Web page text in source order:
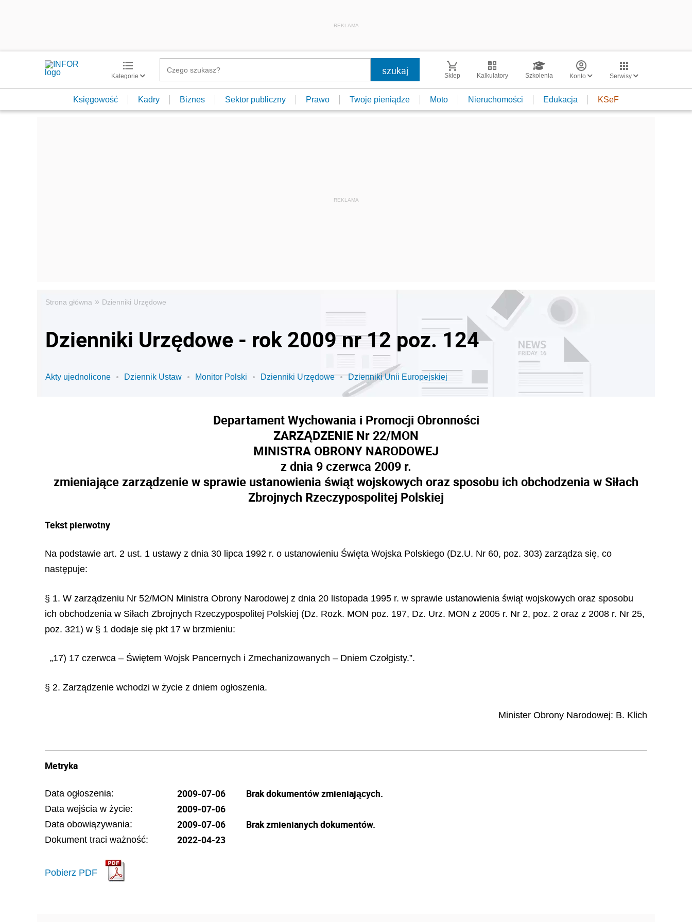
REKLAMA
Kategorie Sklep Kalkulatory Szkolenia Konto Serwisy
Księgowość Kadry Biznes Sektor publiczny Prawo Twoje pieniądze Moto Nieruchomości Edukacja KSeF
Strona główna » Dzienniki Urzędowe
Dzienniki Urzędowe - rok 2009 nr 12 poz. 124
Akty ujednolicone Dziennik Ustaw Monitor Polski Dzienniki Urzędowe Dzienniki Unii Europejskiej
Departament Wychowania i Promocji Obronności
ZARZĄDZENIE Nr 22/MON
MINISTRA OBRONY NARODOWEJ
z dnia 9 czerwca 2009 r.
zmieniające zarządzenie w sprawie ustanowienia świąt wojskowych oraz sposobu ich obchodzenia w Siłach
Zbrojnych Rzeczypospolitej Polskiej
Tekst pierwotny
Na podstawie art. 2 ust. 1 ustawy z dnia 30 lipca 1992 r. o ustanowieniu Święta Wojska Polskiego (Dz.U. Nr 60, poz. 303) zarządza się, co
następuje:
§ 1. W zarządzeniu Nr 52/MON Ministra Obrony Narodowej z dnia 20 listopada 1995 r. w sprawie ustanowienia świąt wojskowych oraz sposobu
ich obchodzenia w Siłach Zbrojnych Rzeczypospolitej Polskiej (Dz. Rozk. MON poz. 197, Dz. Urz. MON z 2005 r. Nr 2, poz. 2 oraz z 2008 r. Nr 25,
poz. 321) w § 1 dodaje się pkt 17 w brzmieniu:
„17) 17 czerwca – Świętem Wojsk Pancernych i Zmechanizowanych – Dniem Czołgisty.”.
§ 2. Zarządzenie wchodzi w życie z dniem ogłoszenia.
Minister Obrony Narodowej: B. Klich
Metryka
Data ogłoszenia: 2009-07-06
Data wejścia w życie: 2009-07-06
Data obowiązywania: 2009-07-06
Dokument traci ważność: 2022-04-23
Pobierz PDF
Brak dokumentów zmieniających.
Brak zmienianych dokumentów.